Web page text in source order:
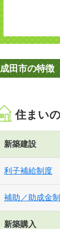
成田市の特徴
住まい
新築建設
利子補給制度
補助／助成金
新築購入